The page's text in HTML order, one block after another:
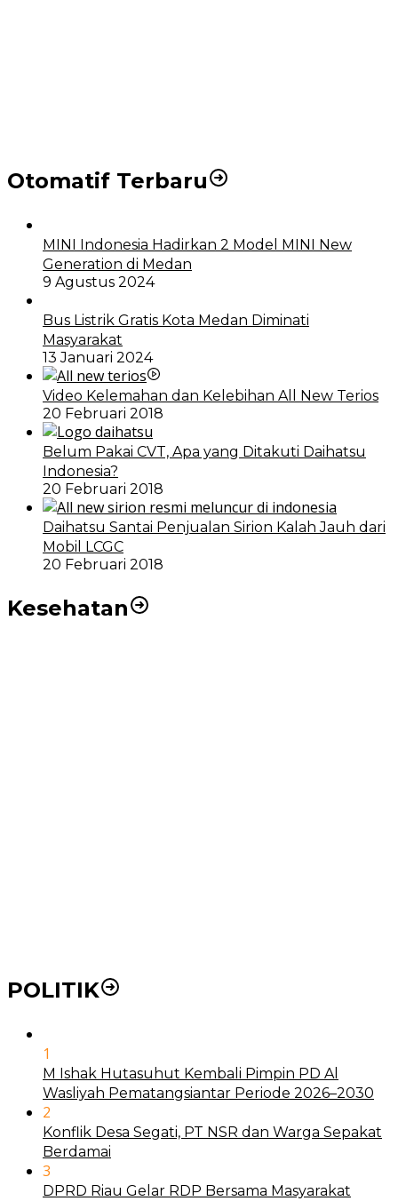
Otomatif Terbaru
MINI Indonesia Hadirkan 2 Model MINI New
Generation di Medan
9 Agustus 2024
Bus Listrik Gratis Kota Medan Diminati
Masyarakat
13 Januari 2024
Video Kelemahan dan Kelebihan All New Terios
20 Februari 2018
Belum Pakai CVT, Apa yang Ditakuti Daihatsu
Indonesia?
20 Februari 2018
Daihatsu Santai Penjualan Sirion Kalah Jauh dari
Mobil LCGC
20 Februari 2018
Kesehatan
POLITIK
1
M Ishak Hutasuhut Kembali Pimpin PD Al
Wasliyah Pematangsiantar Periode 2026–2030
2
Konflik Desa Segati, PT NSR dan Warga Sepakat
Berdamai
3
DPRD Riau Gelar RDP Bersama Masyarakat